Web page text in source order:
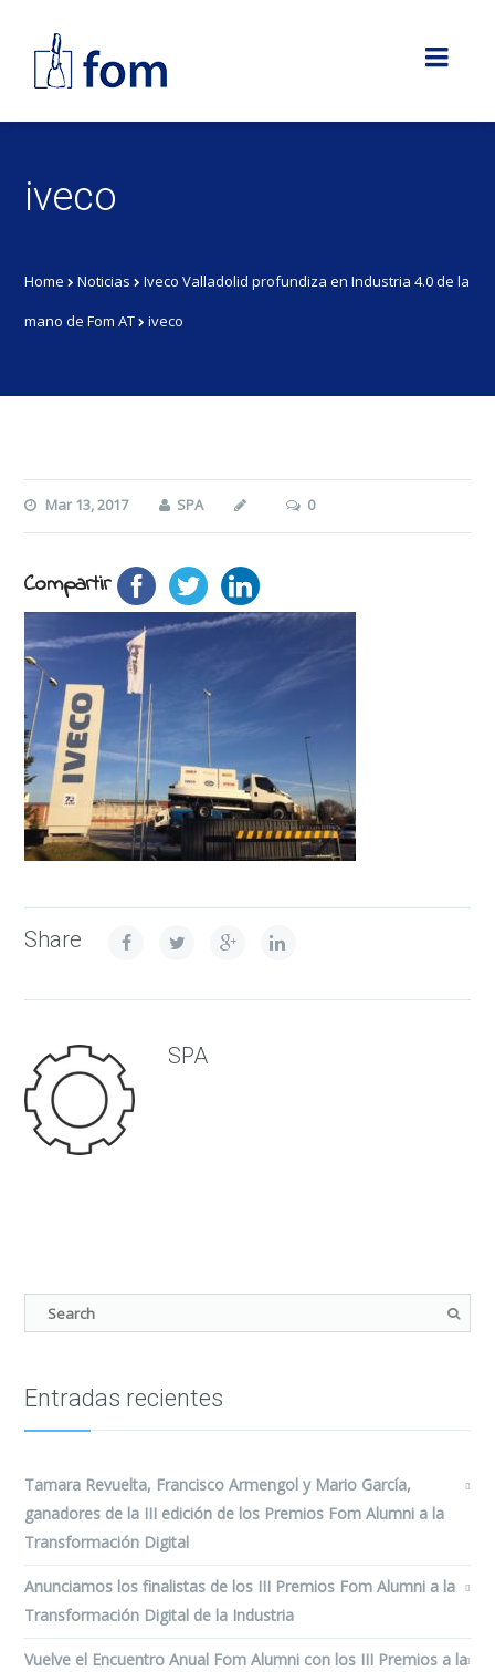
iveco
Home Noticias
Iveco Valladolid profundiza en Industria 4.0 de la
mano de Fom AT
iveco
Mar 13, 2017 SPA 0
Compartir
Share
SPA
Entradas recientes
Tamara Revuelta, Francisco Armengol y Mario García,
ganadores de la III edición de los Premios Fom Alumni a la
Transformación Digital
Anunciamos los finalistas de los III Premios Fom Alumni a la
Transformación Digital de la Industria
Vuelve el Encuentro Anual Fom Alumni con los III Premios a la